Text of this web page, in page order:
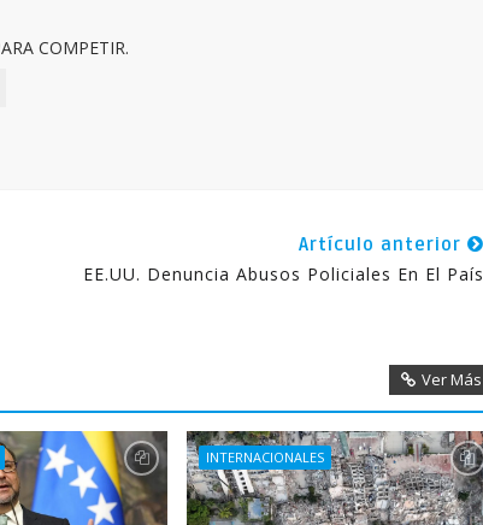
COMPETIR.
Artículo anterior
EE.UU. Denuncia Abusos Policiales En El País
Ver Más
INTERNACIONALES